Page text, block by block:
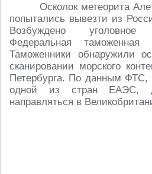
Осколок метеорита
попытались вывезти из
Возбуждено
Федеральная
Таможенники обнаружили
сканировании морского
Петербурга. По данным ФТС,
одной из стран ЕАЭС,
направляться в